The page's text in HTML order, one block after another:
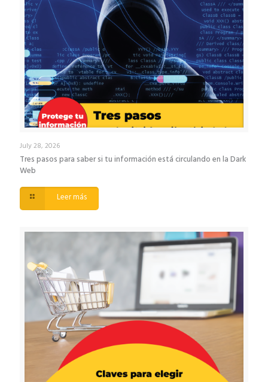
July 28, 2026
Tres pasos para saber si tu información está circulando en la Dark
Web
Leer más